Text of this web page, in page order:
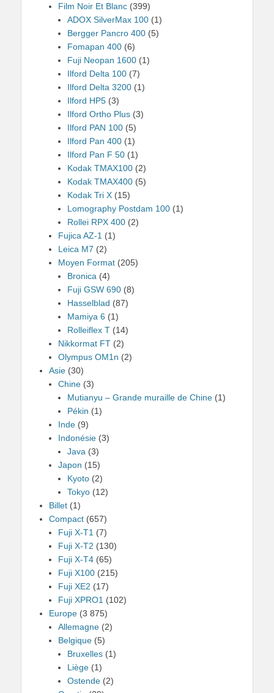
Film Noir Et Blanc (399)
ADOX SilverMax 100 (1)
Bergger Pancro 400 (5)
Fomapan 400 (6)
Fuji Neopan 1600 (1)
Ilford Delta 100 (7)
Ilford Delta 3200 (1)
Ilford HP5 (3)
Ilford Ortho Plus (3)
Ilford PAN 100 (5)
Ilford Pan 400 (1)
Ilford Pan F 50 (1)
Kodak TMAX100 (2)
Kodak TMAX400 (5)
Kodak Tri X (15)
Lomography Postdam 100 (1)
Rollei RPX 400 (2)
Fujica AZ-1 (1)
Leica M7 (2)
Moyen Format (205)
Bronica (4)
Fuji GSW 690 (8)
Hasselblad (87)
Mamiya 6 (1)
Rolleiflex T (14)
Nikkormat FT (2)
Olympus OM1n (2)
Asie (30)
Chine (3)
Mutianyu – Grande muraille de Chine (1)
Pékin (1)
Inde (9)
Indonésie (3)
Java (3)
Japon (15)
Kyoto (2)
Tokyo (12)
Billet (1)
Compact (657)
Fuji X-T1 (7)
Fuji X-T2 (130)
Fuji X-T4 (65)
Fuji X100 (215)
Fuji XE2 (17)
Fuji XPRO1 (102)
Europe (3 875)
Allemagne (2)
Belgique (5)
Bruxelles (1)
Liège (1)
Ostende (2)